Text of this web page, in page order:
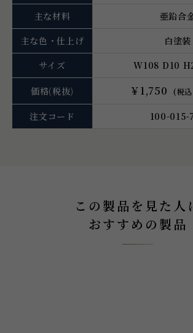
主な材料
亜鉛合
主な色・仕上げ
白塗装
サイズ
W108 D10
価格(税抜) ￥1,750 (税
注文コード 100-015-
この製品を見た人
おすすめの製品